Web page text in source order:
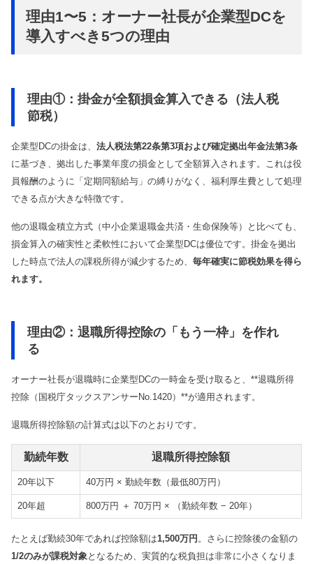
理由1〜5：オーナー社長が企業型DCを
導入すべき5つの理由
理由①：掛金が全額損金算入できる（法人税
節税）
企業型DCの掛金は、 法人税法第22条第3項および確定拠出年金法第3条
に基づき、拠出した事業年度の損金として全額算入されます。これは役
員報酬のように「定期同額給与」の縛りがなく、福利厚生費として処理
できる点が大きな特徴です。
他の退職金積立方式（中小企業退職金共済・生命保険等）と比べても、
損金算入の確実性と柔軟性において企業型DCは優位です。掛金を拠出
した時点で法人の課税所得が減少するため、 毎年確実に節税効果を得ら
れます。
理由②：退職所得控除の「もう一枠」を作れ
る
オーナー社長が退職時に企業型DCの一時金を受け取ると、**退職所得
控除（国税庁タックスアンサーNo.1420）**が適用されます。
退職所得控除額の計算式は以下のとおりです。
勤続年数 退職所得控除額
20年以下 40万円 × 勤続年数（最低80万円）
20年超 800万円 ＋ 70万円 × （勤続年数 − 20年）
たとえば勤続30年であれば控除額は1,500万円 。さらに控除後の金額の
1/2のみが課税対象となるため、実質的な税負担は非常に小さくなりま